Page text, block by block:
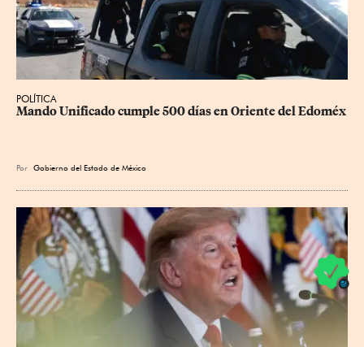
POLÍTICA
Mando Unificado cumple 500 días en Oriente del Edoméx
Por Gobierno del Estado de México